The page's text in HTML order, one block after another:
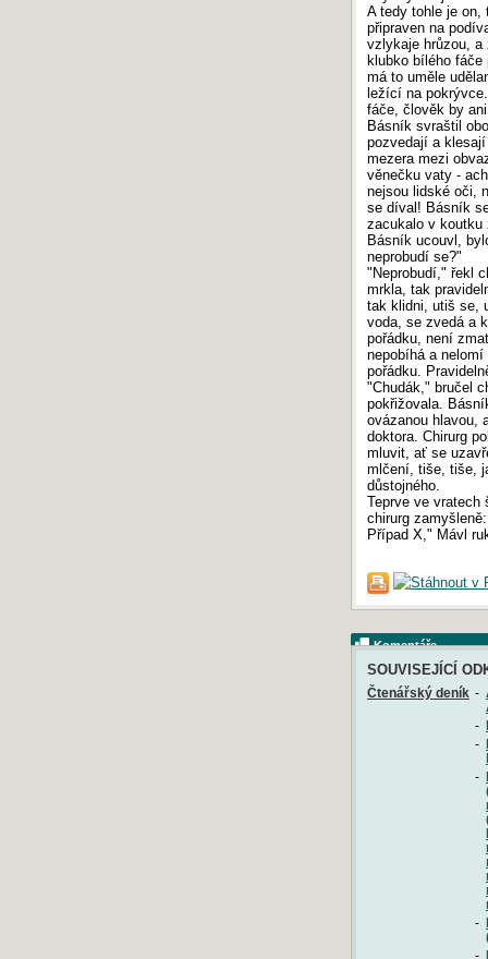
A tedy tohle je on,
připraven na
vzlykaje hrůzou,
klubko bílého
má to uměle
ležící na
fáče, člověk by
Básník svraštil
pozvedají a
mezera mezi
věnečku vaty -
nejsou lidské oči,
se díval! Básník
zacukalo v
Básník ucouvl,
neprobudí se?"
"Neprobudí," řekl
mrkla, tak
tak klidni, utiš se,
voda, se zvedá a
pořádku, není
nepobíhá a
pořádku.
"Chudák," bručel
pokřižovala.
ovázanou hlavou,
doktora. Chirurg
mluvit, ať se
mlčení, tiše, tiše,
důstojného.
Teprve ve vratech
chirurg
Případ X," Mávl
Komentáře
SOUVISEJÍCÍ
Čtenářský deník -
-
-
-
-
-